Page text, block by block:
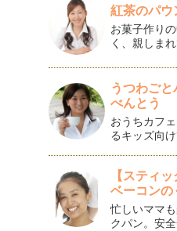
紅茶のパ
お菓子作り
く、親しま
うつわご
べんとう
おうちカフ
るキッズ向
【スティ
ベーコン
忙しいママ
クパン。安